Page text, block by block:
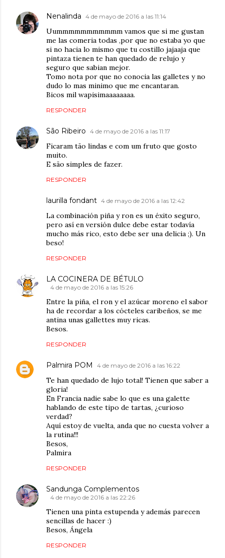
Nenalinda 4 de mayo de 2016 a las 11:14
Uummmmmmmmmmm vamos que si me gustan
me las comeria todas ,por que no estaba yo que
si no hacia lo mismo que tu costillo jajaaja que
pintaza tienen te han quedado de relujo y
seguro que sabian mejor.
Tomo nota por que no conocia las galletes y no
dudo lo mas minimo que me encantaran.
Bicos mil wapisimaaaaaaaa.
RESPONDER
São Ribeiro 4 de mayo de 2016 a las 11:17
Ficaram tão lindas e com um fruto que gosto
muito.
E são simples de fazer.
RESPONDER
laurilla fondant 4 de mayo de 2016 a las 12:42
La combinación piña y ron es un éxito seguro,
pero así en versión dulce debe estar todavía
mucho más rico, esto debe ser una delicia ;). Un
beso!
RESPONDER
LA COCINERA DE BÉTULO
4 de mayo de 2016 a las 15:26
Entre la piña, el ron y el azúcar moreno el sabor
ha de recordar a los cócteles caribeños, se me
antina unas gallettes muy ricas.
Besos.
RESPONDER
Palmira POM 4 de mayo de 2016 a las 16:22
Te han quedado de lujo total! Tienen que saber a
gloria!
En Francia nadie sabe lo que es una galette
hablando de este tipo de tartas, ¿curioso
verdad?
Aquí estoy de vuelta, anda que no cuesta volver a
la rutina!!!
Besos,
Palmira
RESPONDER
Sandunga Complementos
4 de mayo de 2016 a las 22:26
Tienen una pinta estupenda y además parecen
sencillas de hacer :)
Besos, Ángela
RESPONDER